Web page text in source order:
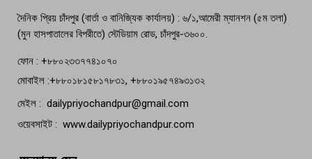
দৈনিক প্রিয় চাঁদপুর (বার্তা ও বানিজ্যিক কার্যালয়) : ৬/১,আমেরী ম্যানশন (৫ম তলা)
(মুন হাসপাতালের বিপরীতে) স্টেডিয়াম রোড, চাঁদপুর-৩৬০০.
ফোন : +৮৮০২৩৩৭৭৪১০৭০
মোবাইল :+৮৮০১৮১৫৮১৭৮৩১, +৮৮০১৯৫৭৪৯৩১৩২
মেইল : dailypriyochandpur@gmail.com
ওয়েবসাইট : www.dailypriyochandpur.com